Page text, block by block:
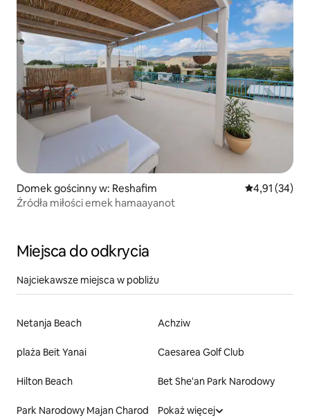
Domek gościnny w: Reshafim Średnia
4,91 (34)
Źródła miłości emek hamaayanot
Miejsca do odkrycia
Najciekawsze miejsca w pobliżu
Netanja Beach Achziw
plaża Beit Yanai Caesarea Golf Club
Hilton Beach Bet She'an Park Narodowy
Park Narodowy Majan Charod Pokaż więcej